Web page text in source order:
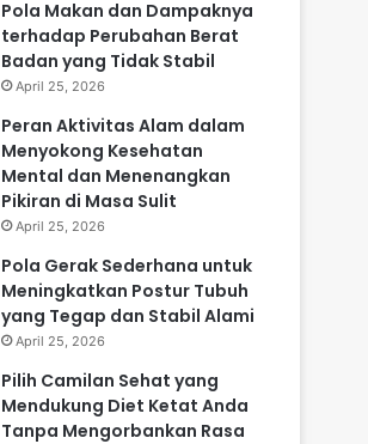
Pola Makan dan Dampaknya
terhadap Perubahan Berat
Badan yang Tidak Stabil
April 25, 2026
Peran Aktivitas Alam dalam
Menyokong Kesehatan
Mental dan Menenangkan
Pikiran di Masa Sulit
April 25, 2026
Pola Gerak Sederhana untuk
Meningkatkan Postur Tubuh
yang Tegap dan Stabil Alami
April 25, 2026
Pilih Camilan Sehat yang
Mendukung Diet Ketat Anda
Tanpa Mengorbankan Rasa